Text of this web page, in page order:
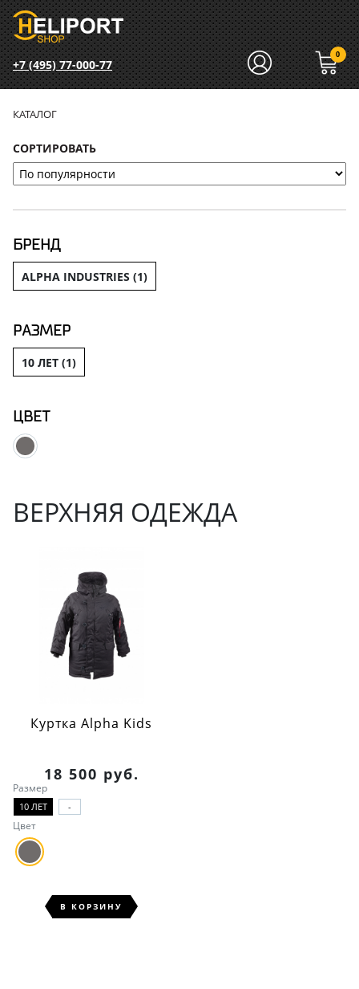
+7 (495) 77-000-77
0
КАТАЛОГ
СОРТИРОВАТЬ
БРЕНД
ALPHA INDUSTRIES (1)
РАЗМЕР
10 ЛЕТ (1)
ЦВЕТ
ВЕРХНЯЯ ОДЕЖДА
Куртка Alpha Kids
18 500 руб.
Размер
10 ЛЕТ -
Цвет
В КОРЗИНУ